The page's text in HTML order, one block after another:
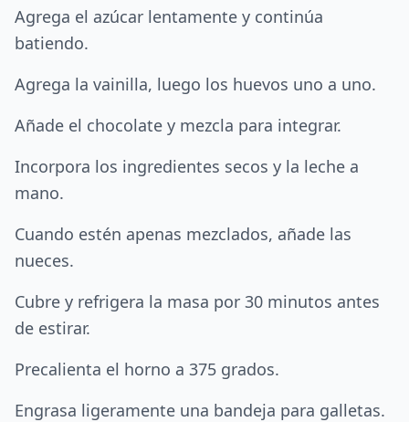
Agrega el azúcar lentamente y continúa
batiendo.
Agrega la vainilla, luego los huevos uno a uno.
Añade el chocolate y mezcla para integrar.
Incorpora los ingredientes secos y la leche a
mano.
Cuando estén apenas mezclados, añade las
nueces.
Cubre y refrigera la masa por 30 minutos antes
de estirar.
Precalienta el horno a 375 grados.
Engrasa ligeramente una bandeja para galletas.